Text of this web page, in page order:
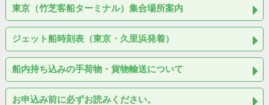
東京（竹芝客船ターミナル）集合場所案内
ジェット船時刻表（東京・久里浜発着）
船内持ち込みの手荷物・貨物輸送について
お申込み前に必ずお読みください。